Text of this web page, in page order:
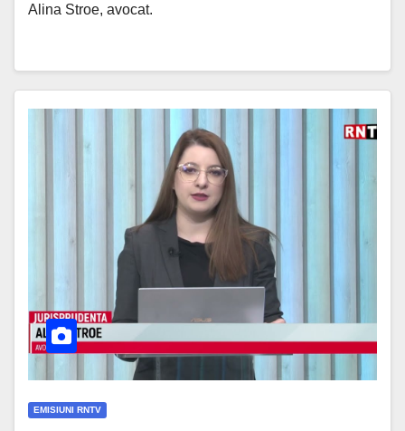
Alina Stroe, avocat.
EMISIUNI RNTV